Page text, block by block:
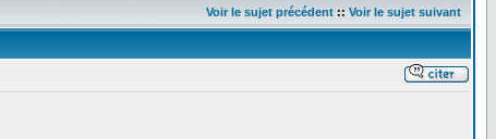
Voir le sujet précédent :: Voir le sujet suivant